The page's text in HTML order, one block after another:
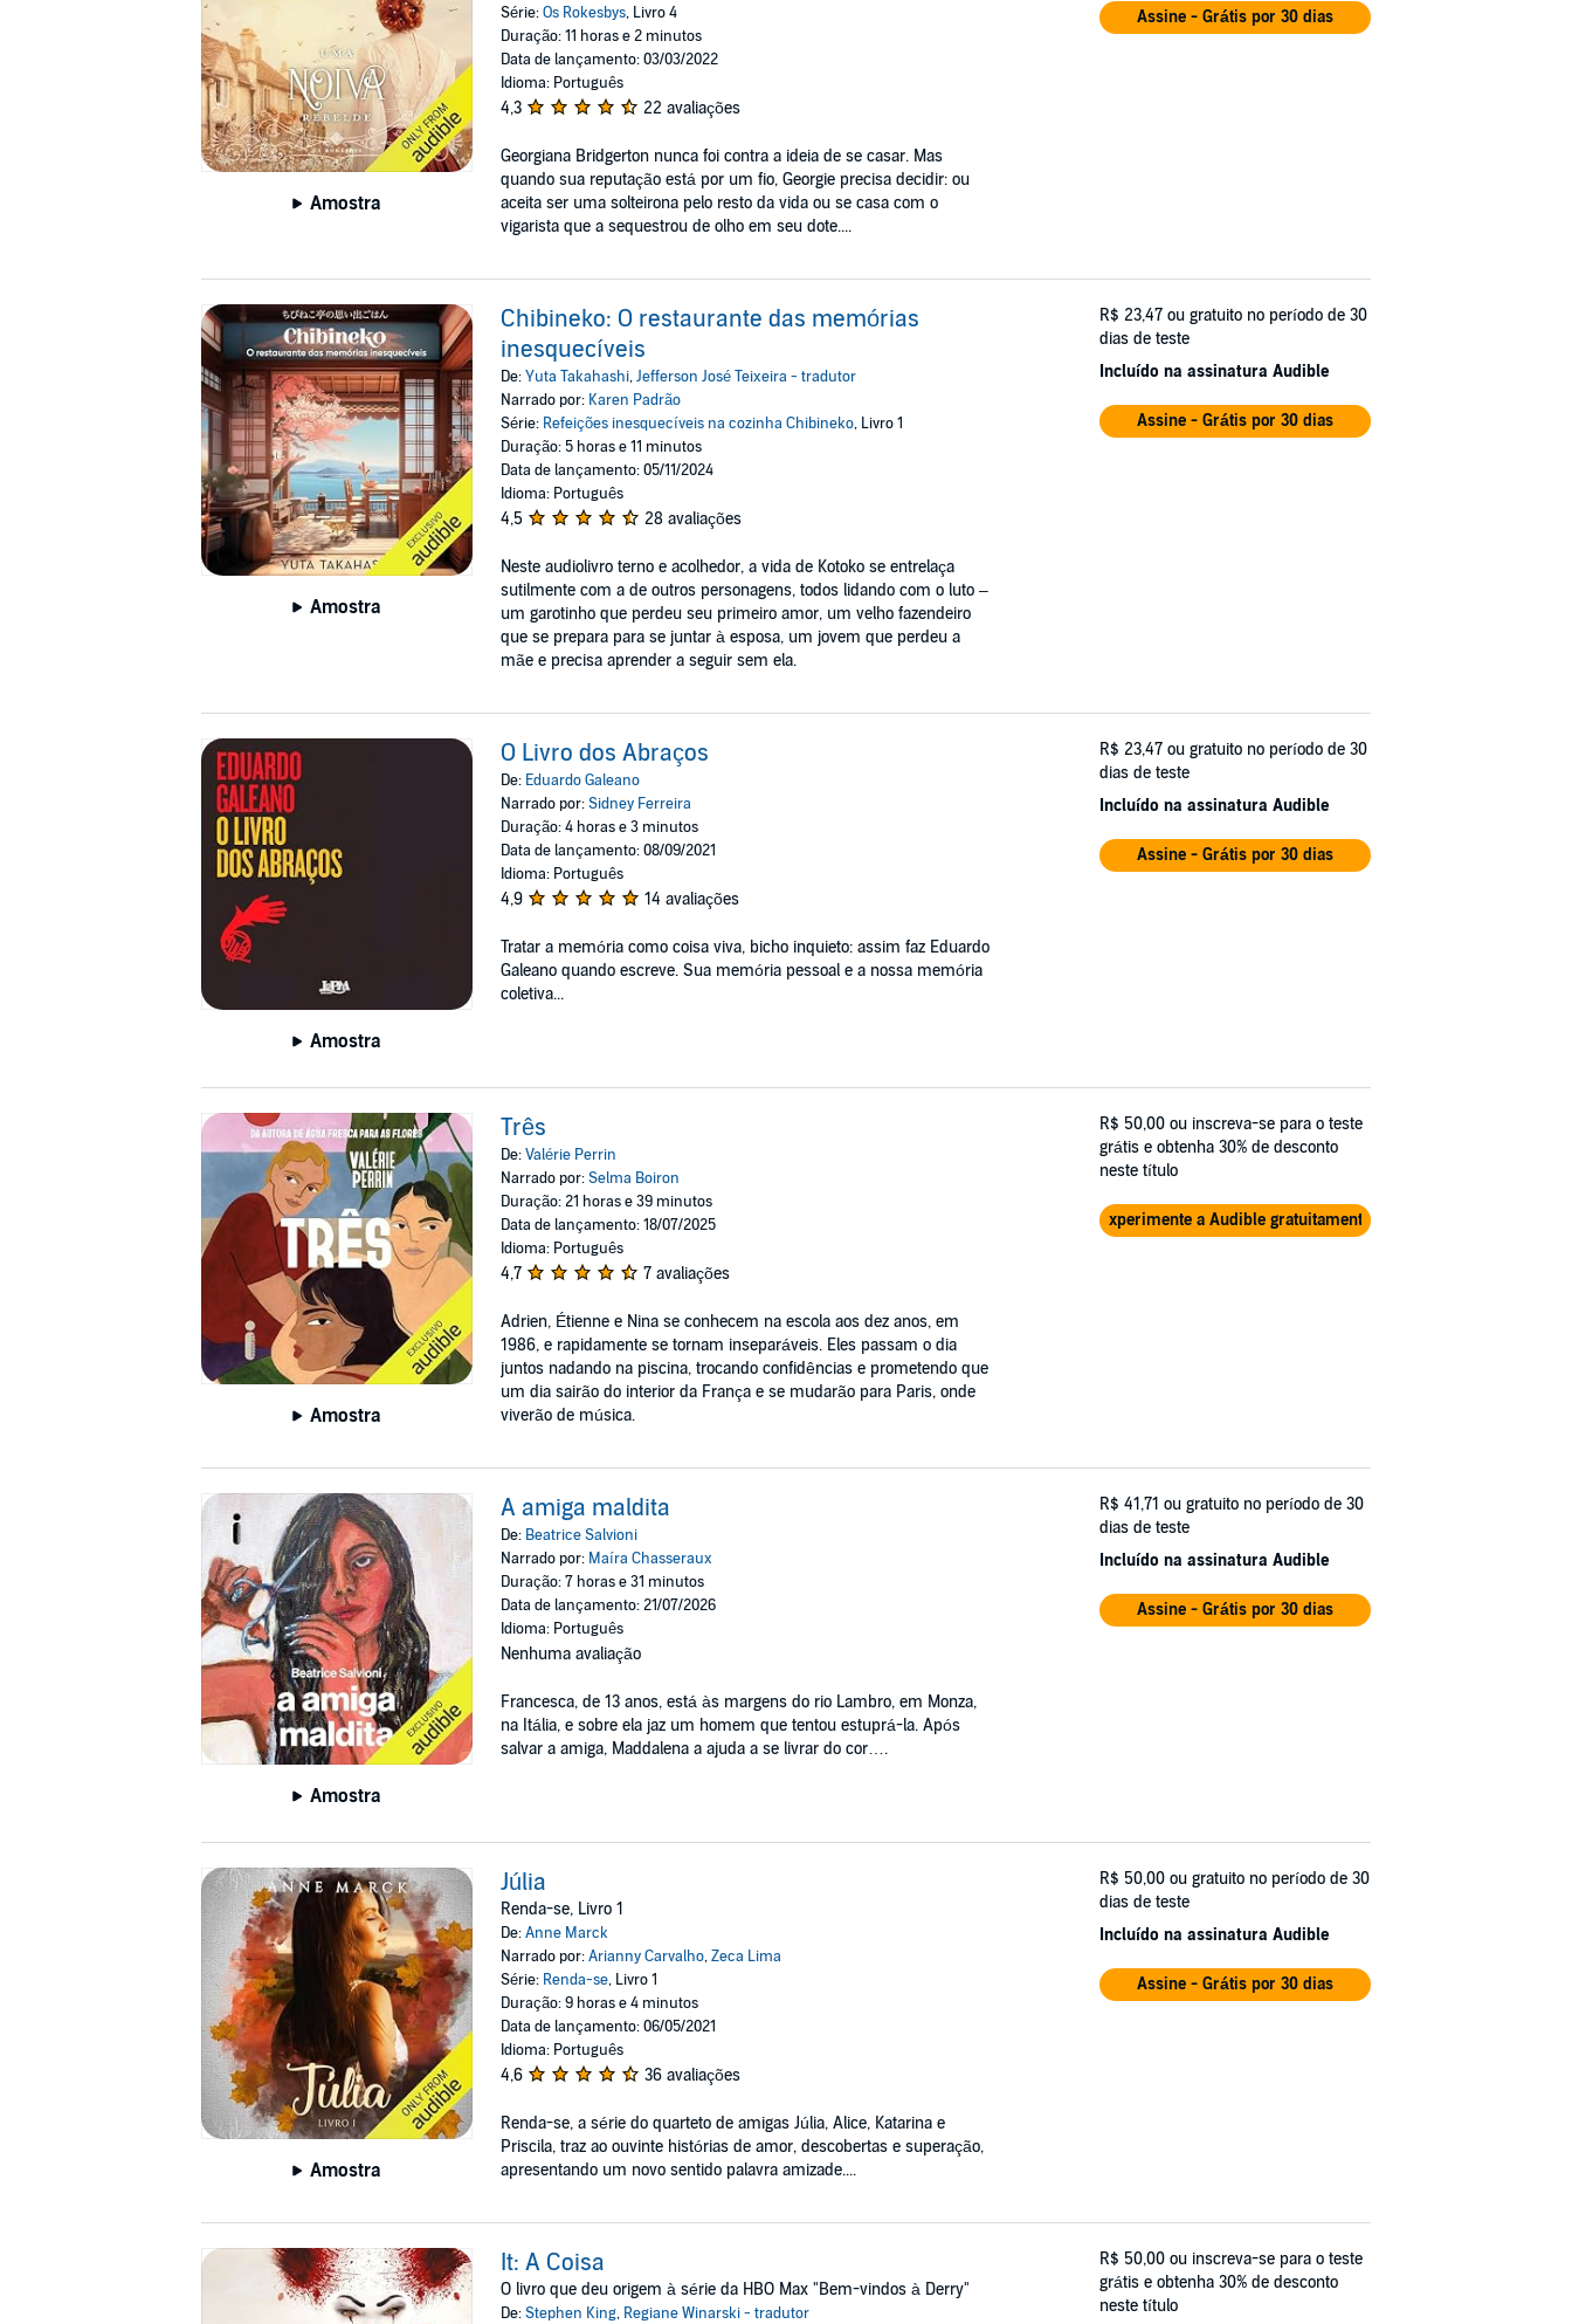
Amostra
Série:Os Rokesbys, Livro 4
Duração: 11 horas e 2 minutos
Data de lançamento: 03/03/2022
Idioma: Português
4,3 22 avaliações
Georgiana Bridgerton nunca foi contra a ideia de se casar. Mas
quando sua reputação está por um fio, Georgie precisa decidir: ou
aceita ser uma solteirona pelo resto da vida ou se casa com o
vigarista que a sequestrou de olho em seu dote....
Assine - Grátis por 30 dias
Amostra
Chibineko: O restaurante das memórias
inesquecíveis
De:Yuta Takahashi,Jefferson José Teixeira - tradutor
Narrado por: Karen Padrão
Série: Refeições inesquecíveis na cozinha Chibineko, Livro 1
Duração: 5 horas e 11 minutos
Data de lançamento: 05/11/2024
Idioma: Português
4,5 28 avaliações
Neste audiolivro terno e acolhedor, a vida de Kotoko se entrelaça
sutilmente com a de outros personagens, todos lidando com o luto –
um garotinho que perdeu seu primeiro amor, um velho fazendeiro
que se prepara para se juntar à esposa, um jovem que perdeu a
mãe e precisa aprender a seguir sem ela.
R$ 23,47 ou gratuito no período de 30
dias de teste
Incluído na assinatura Audible
Assine - Grátis por 30 dias
Amostra
O Livro dos Abraços
De: Eduardo Galeano
Narrado por:Sidney Ferreira
Duração: 4 horas e 3 minutos
Data de lançamento: 08/09/2021
Idioma: Português
4,9 14 avaliações
Tratar a memória como coisa viva, bicho inquieto: assim faz Eduardo
Galeano quando escreve. Sua memória pessoal e a nossa memória
coletiva...
R$ 23,47 ou gratuito no período de 30
dias de teste
Incluído na assinatura Audible
Assine - Grátis por 30 dias
Amostra
Três
De:Valérie Perrin
Narrado por:Selma Boiron
Duração: 21 horas e 39 minutos
Data de lançamento: 18/07/2025
Idioma: Português
4,7 7 avaliações
Adrien, Étienne e Nina se conhecem na escola aos dez anos, em
1986, e rapidamente se tornam inseparáveis. Eles passam o dia
juntos nadando na piscina, trocando confidências e prometendo que
um dia sairão do interior da França e se mudarão para Paris, onde
viverão de música.
R$ 50,00 ou inscreva-se para o teste
grátis e obtenha 30% de desconto
neste título
Experimente a Audible gratuitamente
Amostra
A amiga maldita
De: Beatrice Salvioni
Narrado por: Maíra Chasseraux
Duração: 7 horas e 31 minutos
Data de lançamento: 21/07/2026
Idioma: Português
Nenhuma avaliação
Francesca, de 13 anos, está às margens do rio Lambro, em Monza,
na Itália, e sobre ela jaz um homem que tentou estuprá-la. Após
salvar a amiga, Maddalena a ajuda a se livrar do cor….
R$ 41,71 ou gratuito no período de 30
dias de teste
Incluído na assinatura Audible
Assine - Grátis por 30 dias
Amostra
Júlia
Renda-se, Livro 1
De:Anne Marck
Narrado por:Arianny Carvalho,Zeca Lima
Série: Renda-se, Livro 1
Duração: 9 horas e 4 minutos
Data de lançamento: 06/05/2021
Idioma: Português
4,6 36 avaliações
Renda-se, a série do quarteto de amigas Júlia, Alice, Katarina e
Priscila, traz ao ouvinte histórias de amor, descobertas e superação,
apresentando um novo sentido palavra amizade....
R$ 50,00 ou gratuito no período de 30
dias de teste
Incluído na assinatura Audible
Assine - Grátis por 30 dias
It: A Coisa
O livro que deu origem à série da HBO Max "Bem-vindos à Derry"
De:Stephen King, Regiane Winarski - tradutor
R$ 50,00 ou inscreva-se para o teste
grátis e obtenha 30% de desconto
neste título